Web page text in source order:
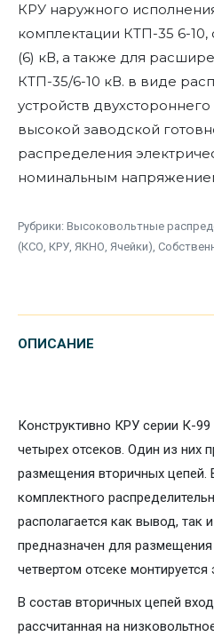
КРУ наружного
комплектации КТП-35 6-10,
(6) кВ, а также для
КТП-35/6-10 кВ. в виде
устройств
высокой заводской
распределения
номинальным
Рубрики: Высоковольтные
(КСО, КРУ, ЯКНО, Ячейки),
ОПИСАНИЕ
Конструктивно КРУ серии К-99
четырех отсеков. Один из них
размещения вторичных цепей.
комплектного
располагается как вывод, так
предназначен для
четвертом отсеке
В состав вторичных цепей
рассчитанная на